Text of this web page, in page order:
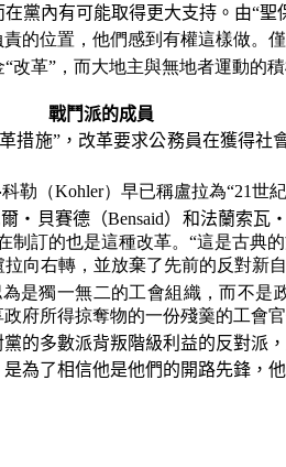
黨內有可能取得更大支持。由“
責的位置，他們感到有權這樣做。
改革”，而大地主與無地者運動的
戰鬥派的成員
措施”，改革要求公務員在獲得社
科勒（Kohler）早已稱盧拉為“21世
爾‧貝賽德（Bensaid）和法蘭索瓦
訂的也是這種改革。“這是古典
右轉，並放棄了先前的反對新
是獨一無二的工會組織，而不
府所得掠奪物的一份殘羹的工會官
的多數派背叛階級利益的反對派
為了相信他是他們的開路先鋒，